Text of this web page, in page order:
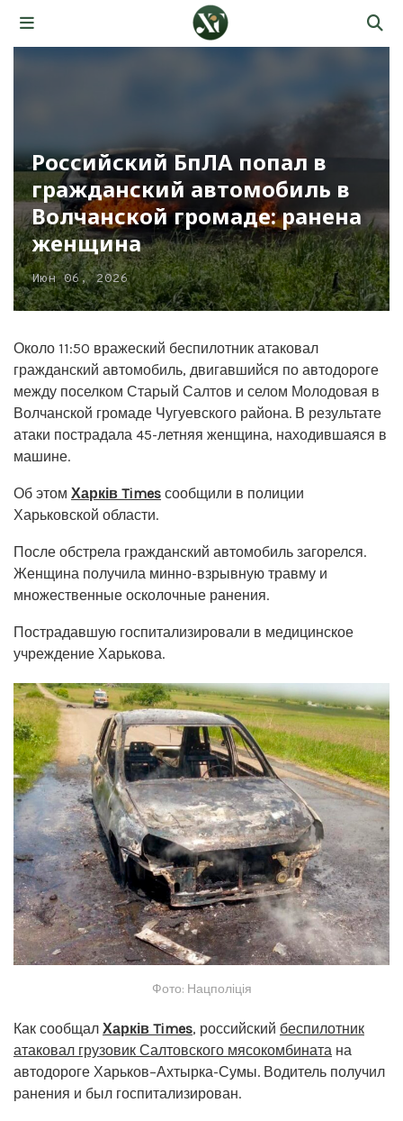
Российский БпЛА попал в
гражданский автомобиль в
Волчанской громаде: ранена
женщина
Июн 06, 2026
Около 11:50 вражеский беспилотник атаковал
гражданский автомобиль, двигавшийся по автодороге
между поселком Старый Салтов и селом Молодовая в
Волчанской громаде Чугуевского района. В результате
атаки пострадала 45-летняя женщина, находившаяся в
машине.
Об этом Харків Times сообщили в полиции
Харьковской области.
После обстрела гражданский автомобиль загорелся.
Женщина получила минно-взрывную травму и
множественные осколочные ранения.
Пострадавшую госпитализировали в медицинское
учреждение Харькова.
Фото: Нацполіція
Как сообщал Харків Times, российский беспилотник
атаковал грузовик Салтовского мясокомбината на
автодороге Харьков–Ахтырка-Сумы. Водитель получил
ранения и был госпитализирован.